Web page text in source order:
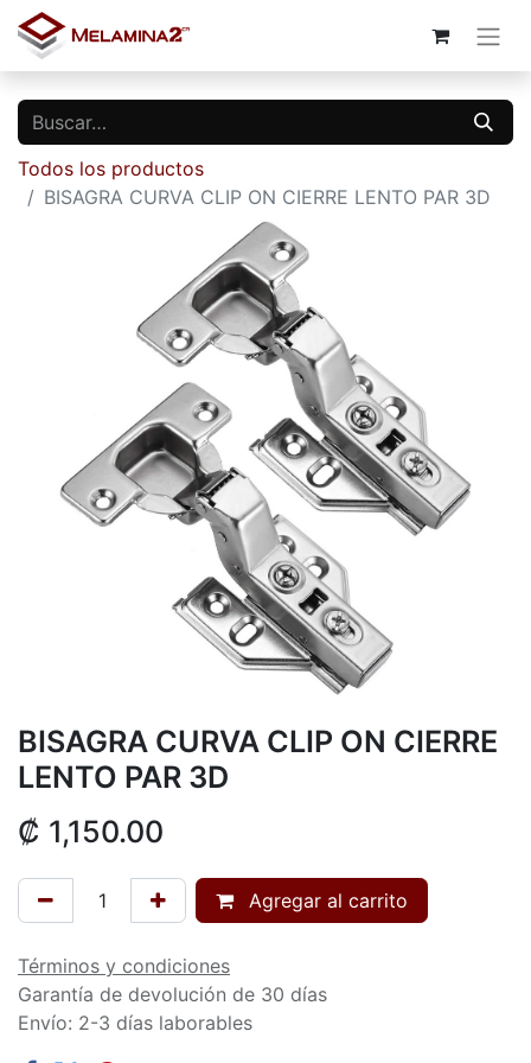
Todos los productos
BISAGRA CURVA CLIP ON CIERRE LENTO PAR 3D
BISAGRA CURVA CLIP ON CIERRE
LENTO PAR 3D
₡ 1,150.00
Agregar al carrito
Términos y condiciones
Garantía de devolución de 30 días
Envío: 2-3 días laborables